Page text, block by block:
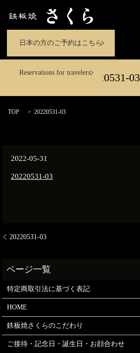
日本の方のご予約はこちら
Reservations for travelers20220531-03
TOP 20220531-03
2022-05-31
20220531-03
20220531-03
特定商取引法に基づく表記
HOME
鉄板焼さくらのこだわり
ご接待・記念日・誕生日・お顔合わせ